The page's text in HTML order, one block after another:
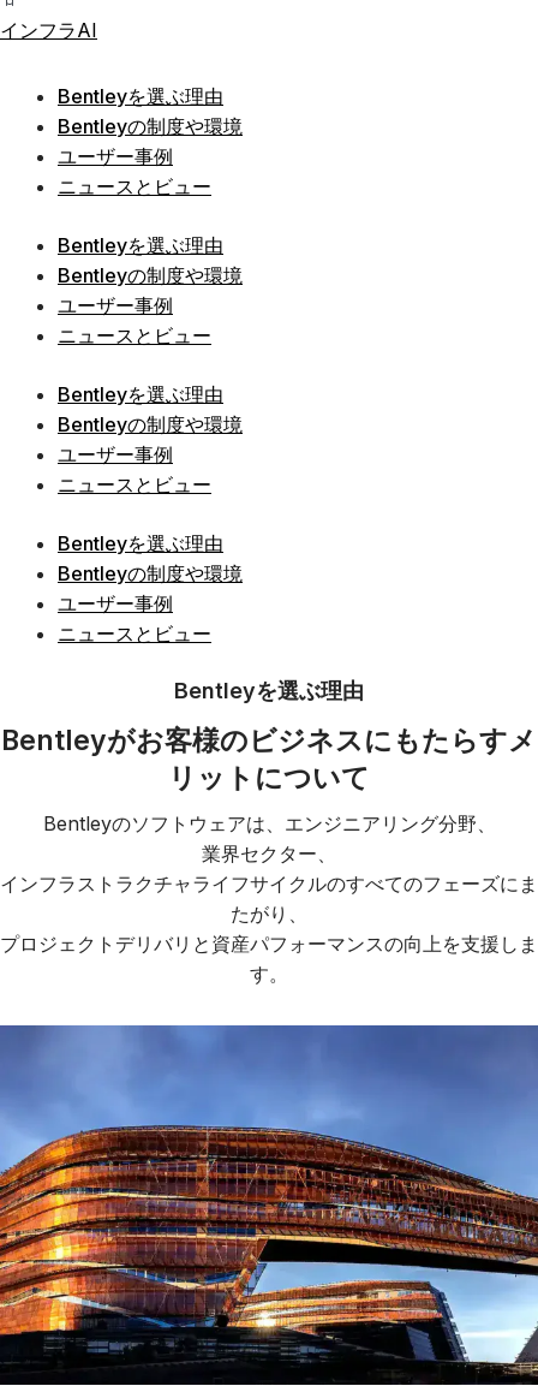
インフラAI
Bentleyを選ぶ理由
Bentleyの制度や環境
ユーザー事例
ニュースとビュー
Bentleyを選ぶ理由
Bentleyの制度や環境
ユーザー事例
ニュースとビュー
Bentleyを選ぶ理由
Bentleyの制度や環境
ユーザー事例
ニュースとビュー
Bentleyを選ぶ理由
Bentleyの制度や環境
ユーザー事例
ニュースとビュー
Bentleyを選ぶ理由
Bentleyがお客様のビジネスにもたらすメ
リットについて
Bentleyのソフトウェアは、エンジニアリング分野、
業界セクター、
インフラストラクチャライフサイクルのすべてのフェーズにま
たがり、
プロジェクトデリバリと資産パフォーマンスの向上を支援しま
す。